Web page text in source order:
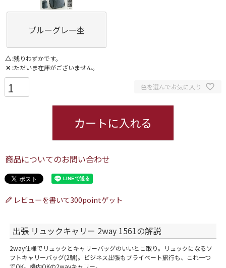
ブルーグレー杢
△ 残りわずかです。
✕ ただいま在庫がございません。
色を選んでお気に入り
カートに入れる
商品についてのお問い合わせ
レビューを書いて300pointゲット
出張 リュックキャリー 2way 1561の解説
2way仕様でリュックとキャリーバッグのいいとこ取り。リュックになるソ
フトキャリーバッグ(2輪)。ビジネス出張もプライベート旅行も、これ一つ
でOK。機内OKの2wayキャリー。